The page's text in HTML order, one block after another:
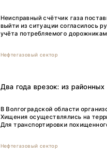
Неисправный счётчик газа
выйти из ситуации согласилось
учёта потребляемого
Нефтегазовый сектор
Два года врезок: из
В Волгоградской области
Хищения осуществлялись на
Для транспортировки
Нефтегазовый сектор